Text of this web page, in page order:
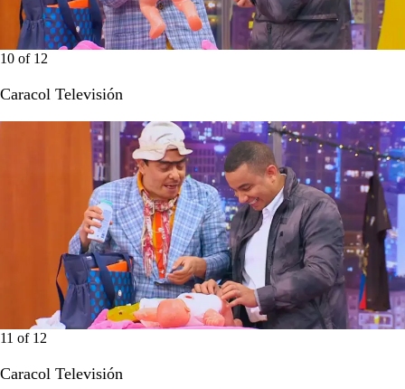
10 of 12
Caracol Televisión
11 of 12
Caracol Televisión